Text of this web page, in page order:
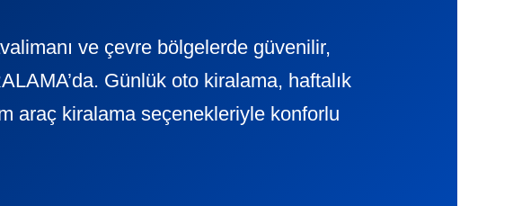
ve çevre bölgelerde güvenilir,
Günlük oto kiralama, haftalık
araç kiralama seçenekleriyle konforlu